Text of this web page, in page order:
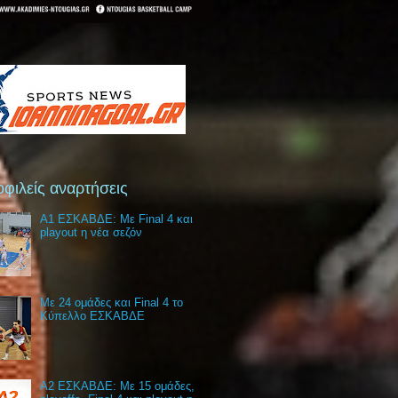
αναρτήσεις
Α1 ΕΣΚΑΒΔΕ: Με Final 4 και
playout η νέα σεζόν
Με 24 ομάδες και Final 4 το
Κύπελλο ΕΣΚΑΒΔΕ
Α2 ΕΣΚΑΒΔΕ: Με 15 ομάδες,